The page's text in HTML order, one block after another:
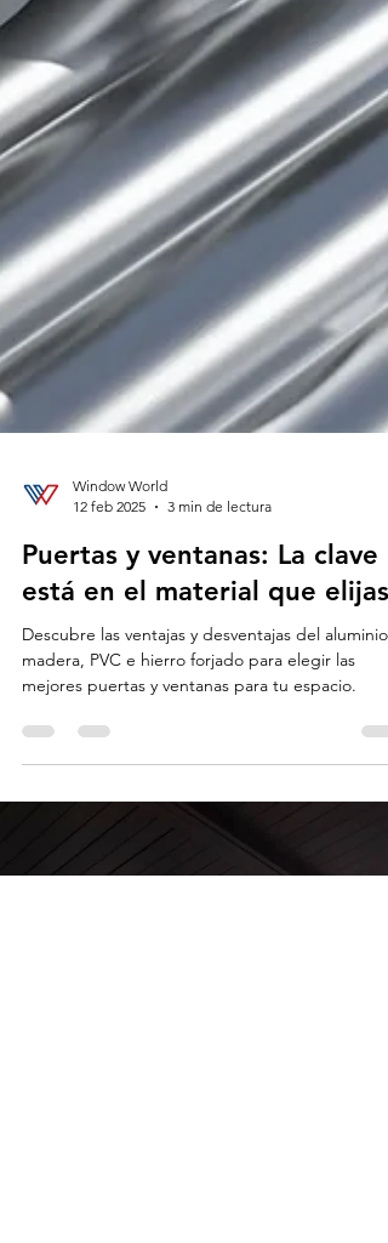
Window World
12 feb 2025
3 min de lectura
Puertas y ventanas: La clave
está en el material que elijas
madera, PVC e hierro forjado para elegir las
mejores puertas y ventanas para tu espacio.